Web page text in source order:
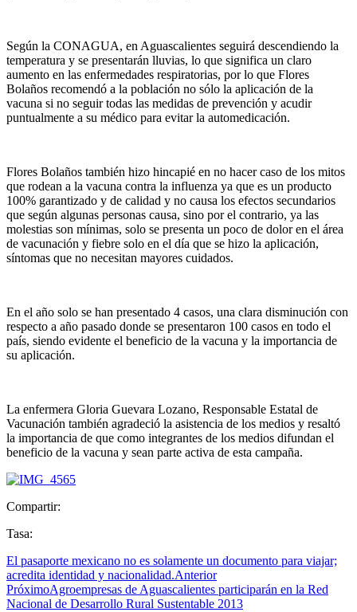
Según la CONAGUA, en Aguascalientes seguirá descendiendo la
temperatura y se presentarán lluvias, lo que significa un claro
aumento en las enfermedades respiratorias, por lo que Flores
Bolaños recomendó a la población no sólo la aplicación de la
vacuna si no seguir todas las medidas de prevención y acudir
puntualmente a su médico para evitar la automedicación.
Flores Bolaños también hizo hincapié en no hacer caso de los mitos
que rodean a la vacuna contra la influenza ya que es un producto
100% garantizado y de calidad y no causa los efectos secundarios
que según algunas personas causa, sino por el contrario, ya las
molestias son mínimas, solo se presenta un poco de dolor en el área
de vacunación y fiebre solo en el día que se hizo la aplicación,
síntomas que no necesitan mayores cuidados.
En el año solo se han presentado 4 casos, una clara disminución con
respecto a año pasado donde se presentaron 100 casos en todo el
país, siendo evidente el beneficio de la vacuna y la importancia de
su aplicación.
La enfermera Gloria Guevara Lozano, Responsable Estatal de
Vacunación también agradeció la asistencia de los medios y resaltó
la importancia de que como integrantes de los medios difundan el
beneficio de la vacuna y sean parte activa de esta campaña.
Compartir:
Tasa:
El pasaporte mexicano no es solamente un documento para viajar;
acredita identidad y nacionalidad.Anterior
PróximoAgroempresas de Aguascalientes participarán en la Red
Nacional de Desarrollo Rural Sustentable 2013